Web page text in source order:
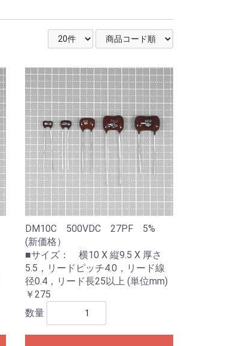
DM10C 500VDC 27PF 5%
(新価格）
■サイズ： 横10 X 縦9.5 X 厚さ
5.5，リードピッチ4.0，リード線
径0.4，リード長25以上 (単位mm)
￥275
数量